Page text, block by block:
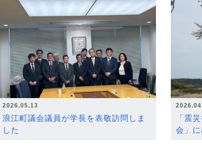
2026.05.13
浪江町議会議員が学長を表敬訪問しま
した
「震
会」